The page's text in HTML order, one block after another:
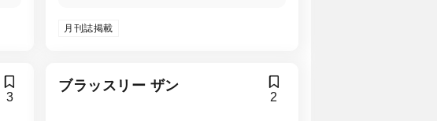
月刊誌掲載
3
ブラッスリー ザン
2